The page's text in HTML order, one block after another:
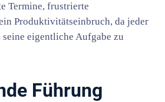
Termine, frustrierte
Produktivitätseinbruch, da jeder
eigentliche Aufgabe zu
Führung